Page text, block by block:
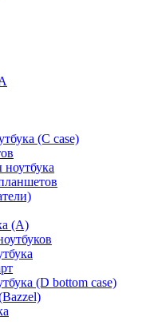
(С case)
(A)
(D bottom case)